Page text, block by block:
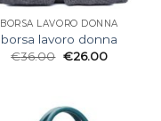
BORSA LAVORO DONNA
borsa lavoro donna
€36.00 €26.00